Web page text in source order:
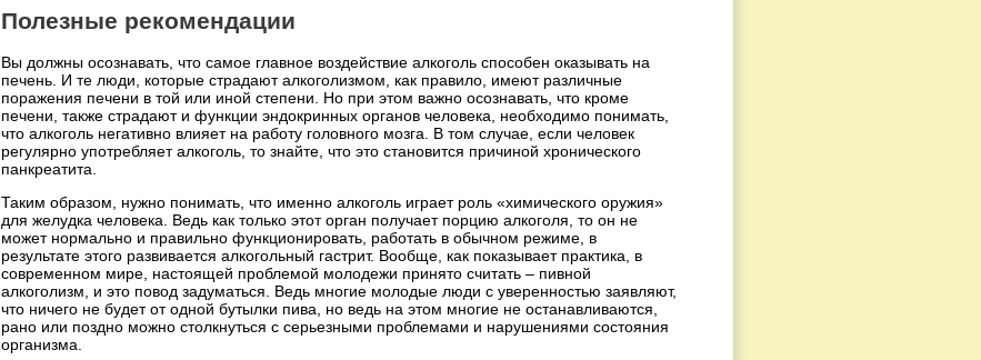
Полезные рекомендации
Вы должны осознавать, что самое главное воздействие алкоголь способен оказывать на
печень. И те люди, которые страдают алкоголизмом, как правило, имеют различные
поражения печени в той или иной степени. Но при этом важно осознавать, что кроме
печени, также страдают и функции эндокринных органов человека, необходимо понимать,
что алкоголь негативно влияет на работу головного мозга. В том случае, если человек
регулярно употребляет алкоголь, то знайте, что это становится причиной хронического
панкреатита.
Таким образом, нужно понимать, что именно алкоголь играет роль «химического оружия»
для желудка человека. Ведь как только этот орган получает порцию алкоголя, то он не
может нормально и правильно функционировать, работать в обычном режиме, в
результате этого развивается алкогольный гастрит. Вообще, как показывает практика, в
современном мире, настоящей проблемой молодежи принято считать – пивной
алкоголизм, и это повод задуматься. Ведь многие молодые люди с уверенностью заявляют,
что ничего не будет от одной бутылки пива, но ведь на этом многие не останавливаются,
рано или поздно можно столкнуться с серьезными проблемами и нарушениями состояния
организма.